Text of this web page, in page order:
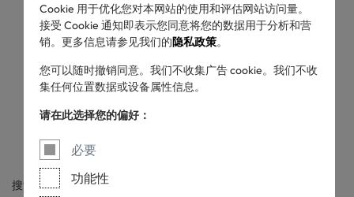
Cookie 用于优化您对本网站的使用和评估网站访问量。
接受 Cookie 通知即表示您同意将您的数据用于分析和营
销。更多信息请参见我们的隐私政策。
您可以随时撤销同意。我们不收集广告 cookie。我们不收
集任何位置数据或设备属性信息。
请在此选择您的偏好：
必要
功能性
我们的标准 标签使用指南 下载
标签使用指南
搜索